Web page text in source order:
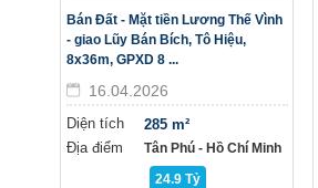
Bán Đất - Mặt tiền Lương Thế Vình
- giao Lũy Bán Bích, Tô Hiệu,
8x36m, GPXD 8 ...
16.04.2026
Diện tích
Địa điểm
285 m²
Tân Phú - Hồ Chí Minh
24.9 Tỷ